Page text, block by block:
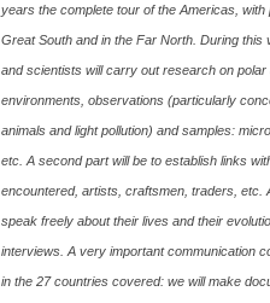
years the complete tour of the Americas, with
Great South and in the Far North. During this
and scientists will carry out research on polar
environments, observations (particularly
animals and light pollution) and samples:
etc. A second part will be to establish links
encountered, artists, craftsmen, traders, etc.
speak freely about their lives and their
interviews. A very important communication
in the 27 countries covered: we will make